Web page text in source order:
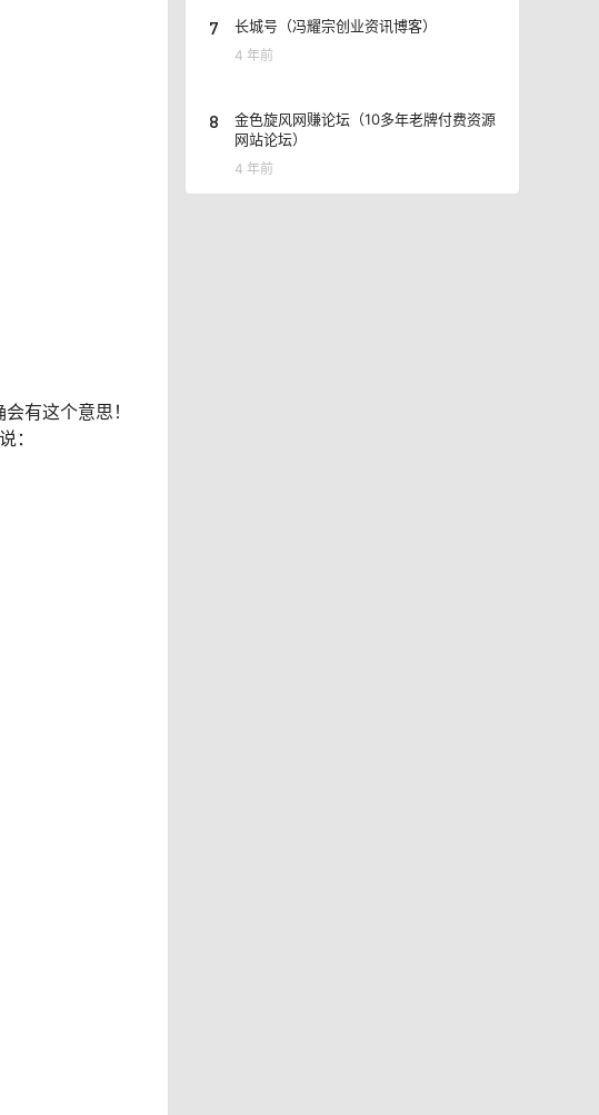
有这个意思！
：
7 长城号（冯耀宗创业资讯博客）
4 年前
8
金色旋风网赚论坛（10多年老牌付费资源
网站论坛）
4 年前